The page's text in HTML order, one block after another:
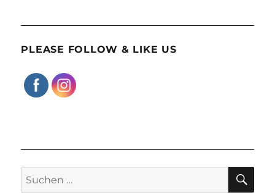
PLEASE FOLLOW & LIKE US
Suchen
nach: